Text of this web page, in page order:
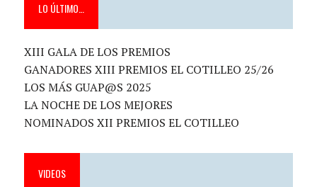
LO ÚLTIMO…
XIII GALA DE LOS PREMIOS
GANADORES XIII PREMIOS EL COTILLEO 25/26
LOS MÁS GUAP@S 2025
LA NOCHE DE LOS MEJORES
NOMINADOS XII PREMIOS EL COTILLEO
VIDEOS